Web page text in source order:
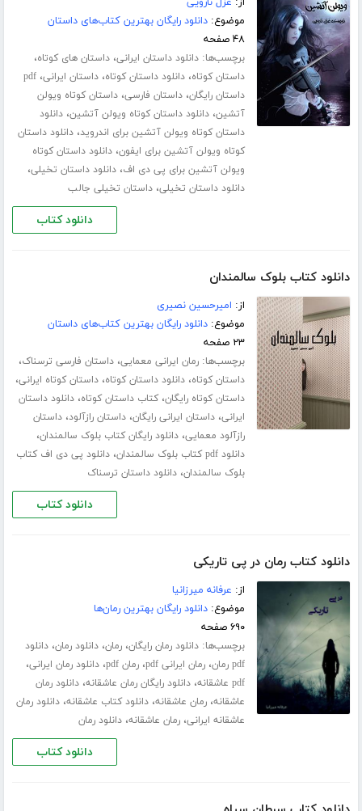
موضوع:دانلود رایگان بهترین کتاب‌های داستان
۴۸ صفحه
برچسب‌ها:دانلود داستان ایرانی،داستان های کوتاه،
داستان کوتاه،دانلود داستان کوتاه،داستان ایرانی،pdf
داستان رایگان،داستان فارسی،داستان کوتاه ویولن
آتشین،دانلود داستان کوتاه ویولن آتشین،دانلود
داستان کوتاه ویولن آتشین برای اندروید،دانلود داستان
کوتاه ویولن آتشین برای ایفون،دانلود داستان کوتاه
ویولن آتشین برای پی دی اف،دانلود داستان تخیلی،
دانلود داستان تخیلی،داستان تخیلی جالب
دانلود کتاب
دانلود کتاب بلوک سالمندان
از: امیرحسین نصیری
موضوع:دانلود رایگان بهترین کتاب‌های داستان
۲۳ صفحه
برچسب‌ها:رمان ایرانی معمایی،داستان فارسی ترسناک،
داستان کوتاه،دانلود داستان کوتاه،داستان کوتاه ایرانی،
داستان کوتاه رایگان،کتاب داستان کوتاه،دانلود داستان
ایرانی،داستان ایرانی رایگان،داستان رازآلود،داستان
رازآلود معمایی،دانلود رایگان کتاب بلوک سالمندان،
دانلود pdf کتاب بلوک سالمندان ،دانلود پی دی اف کتاب
بلوک سالمندان،دانلود داستان ترسناک
دانلود کتاب
دانلود کتاب رمان در پی تاریکی
از: عرفانه میرزانیا
موضوع:دانلود رایگان بهترین رمان‌ها
۶۹۰ صفحه
برچسب‌ها:دانلود رمان رایگان،رمان،دانلود رمان،دانلود
pdf رمان
،رمان ایرانی pdf ،رمان pdf ،دانلود رمان ایرانی،
pdf عاشقانه ،دانلود رایگان رمان عاشقانه،دانلود رمان
عاشقانه،رمان عاشقانه،دانلود کتاب عاشقانه،دانلود رمان
عاشقانه ایرانی،رمان عاشقانه،دانلود رمان
دانلود کتاب